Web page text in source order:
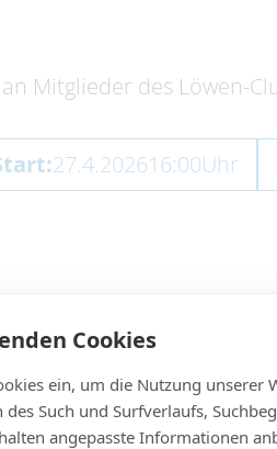
Cookies
ein, um die Nutzung unserer
des Such und Surfverlaufs,
angepasste Informationen
Mitglieder des Löwen-
27.4.202616:00Uhr